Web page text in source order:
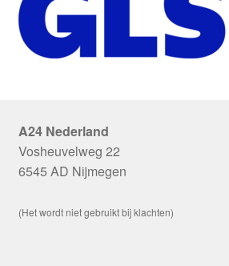
A24 Nederland
Vosheuvelweg 22
6545 AD Nijmegen
(Het wordt niet gebruikt bij klachten)